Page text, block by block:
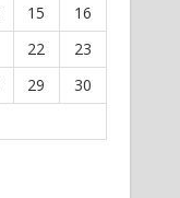
15
16
22
23
29
30